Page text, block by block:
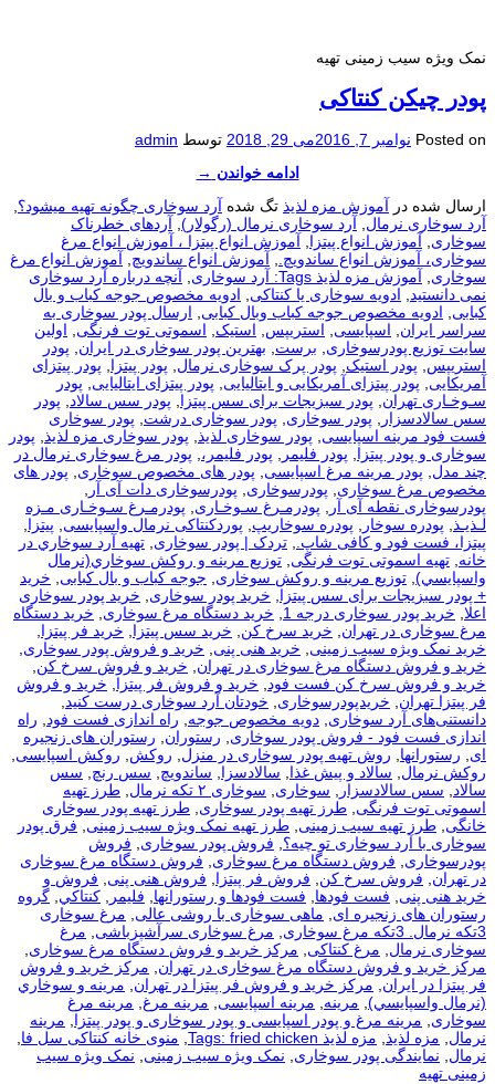
نمک ویژه سیب زمینی تهیه
پودر چیکن کنتاکی
Posted on نوامبر 7, 2016 می 29, 2018 توسط admin
ادامه خواندن →
ارسال شده در آموزش مزه لذیذ تگ شده آرد سوخاری چگونه تهیه میشود؟,
آرد سوخاری نرمال, آرد سوخاری نرمال (رگولار), آردهای خطرناک
سوخاری, آموزش انواع پیتزا, آموزش انواع پیتزا ، آموزش انواع مرغ
سوخاری، آموزش انواع ساندویچ., آموزش انواع ساندویچ, آموزش انواع مرغ
سوخاری, آموزش مزه لذیذ Tags: آرد سوخاری , آنچه درباره آرد سوخاری
نمی دانستید, ادویه سوخاری یا کنتاکی, ادویه مخصوص جوجه کباب و بال
کبابی, ادویه مخصوص جوجه کباب وبال کبابی, ارسال پودر سوخاری به
سراسر ایران, اسپایسی, استریپس, استیک, اسموتی توت فرنگی, اولین
سایت توزیع پودرسوخاری, برست, بهترین پودر سوخاری در ایران, پودر
استریپس, پودر استیک, پودر پرک سوخاری نرمال, پودر پیتزا, پودر پیتزای
آمریکایی, پودر پیتزای آمریکایی و ایتالیایی, پودر پیتزای ایتالیایی, پودر
سـوخـاری تهران, پودر سبزیجات برای سس پیتزا, پودر سس سالاد, پودر
سس سالادسزار , پودر سوخاری, پودر سوخاری درشت, پودر سوخاری
فست فود مرینه اسپایسی, پودر سوخاری لذیذ, پودر سوخاری مزه لذیذ, پودر
سوخاری و پودر پیتزا, پودر فلیمر , پودر فلیمر،, پودر مرغ سوخاری نرمال در
چند مدل, پودر مرینه مرغ اسپایسی, پودر های مخصوص سوخاری, پودر های
مخصوص مرغ سوخاری, پودرسوخاری, پودرسوخاری دات آی آر ,
پودرسوخاری نقطه آی آر , پودرمـرغ سـوخـاری, پودرمـرغ سـوخـاری مـزه
لـذیـذ, پودره سوخار , پودره سوخاریپ, پوردکنتاکی نرمال واسپایسی, پیتزا,
پیتزا، فست فود و کافی شاپ., تردک | پودر سوخاری, تهيه آرد سوخاري در
خانه, تهیه اسموتی توت فرنگی, توزيع مرينه و روکش سوخاري(نرمال
واسپايسي), توزیع مرینه و روکش سوخاری, جوجه کباب و بال کبابی, خرید
+ پودر سبزیجات برای سس پیتزا, خرید پودر سوخاری, خرید پودر سوخاری
اعلا, خرید پودر سوخاری درجه 1 , خرید دستگاه مرغ سوخاری, خرید دستگاه
مرغ سوخاری در تهران, خرید سرخ کن, خرید سس پیتزا, خرید فر پیتزا,
خرید نمک ویژه سیب زمینی, خرید هنی پنی, خرید و فروش پودر سوخاری,
خرید و فروش دستگاه مرغ سوخاری در تهران, خرید و فروش سرخ کن,
خرید و فروش سرخ کن فست فود, خرید و فروش فر پیتزا, خرید و فروش
فر پیتزا تهران, خریدپودرسوخاری, خودتان آرد سوخاری درست کنید,
دانستنی‌های آرد سوخاری, دویه مخصوص جوجه, راه اندازی فست فود, راه
اندازی فست فود - فروش پودر سوخاری, رستوران, رستوران های زنجیره
ای, رستورانها, روش تهیه پودر سوخاری در منزل, روکش, روکش اسپایسی,
روکش نرمال, سالاد و پیش غذا, سالادسزا, ساندویچ, سس رنچ, سس
سالاد, سس سالادسزار , سوخاری, سوخاری ۲ تکه نرمال , طرز تهیه
اسموتی توت فرنگی, طرز تهیه پودر سوخاری, طرز تهیه پودر سوخاری
خانگی, طرز تهیه سیب زمینی, طرز تهیه نمک ویژه سیب زمینی, فرق پودر
سوخاری با آرد سوخاری تو چیه؟, فروش پودر سوخاری, فروش
پودرسوخاری, فروش دستگاه مرغ سوخاری, فروش دستگاه مرغ سوخاری
در تهران, فروش سرخ کن, فروش فر پیتزا, فروش هنی پنی, فروش و
خرید هنی پنی, فست فودها, فست فودها و رستورانها, فلیمر , كنتاكي, گروه
رستوران های زنجیره ای, ماهی سوخاری با روشی عالی, مرغ سوخاری
3تکه نرمال. 3تکه مرغ سوخاری
, مرغ سوخاری سرآشپزباشی, مرغ
سوخاری نرمال, مرغ کنتاکی, مرکز خرید و فروش دستگاه مرغ سوخاری,
مرکز خرید و فروش دستگاه مرغ سوخاری در تهران, مرکز خرید و فروش
فر پیتزا در ایران, مرکز خرید و فروش فر پیتزا در تهران, مرينه و سوخاري
(نرمال واسپايسي), مرینه, مرینه اسپایسی, مرینه مرغ, مرینه مرغ
سوخاری, مرینه مرغ و پودر اسپایسی و پودر سوخاری و پودر پیتزا, مرینه
نرمال, مزه لذیذ, مزه لذیذ Tags: fried chicken , منوی خانه کنتاکی سل فا,
نرمال, نمایندگی پودر سوخاری, نمک ویژه سیب زمینی, نمک ویژه سیب
زمینی تهیه